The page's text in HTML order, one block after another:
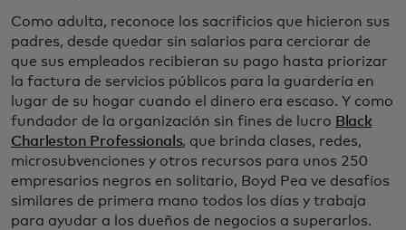
Como adulta, reconoce los sacrificios que hicieron sus
padres, desde quedar sin salarios para cerciorar de
que sus empleados recibieran su pago hasta priorizar
la factura de servicios públicos para la guardería en
lugar de su hogar cuando el dinero era escaso. Y como
fundador de la organización sin fines de lucro Black
Charleston Professionals, que brinda clases, redes,
microsubvenciones y otros recursos para unos 250
empresarios negros en solitario, Boyd Pea ve desafíos
similares de primera mano todos los días y trabaja
para ayudar a los dueños de negocios a superarlos.